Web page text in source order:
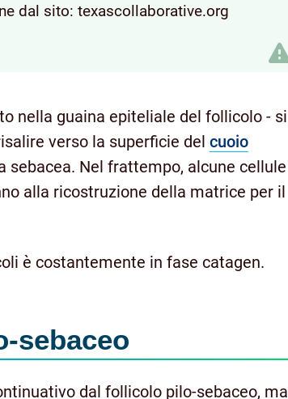
dal sito: texascollaborative.org
nella guaina epiteliale del follicolo - si
verso la superficie del cuoio
sebacea. Nel frattempo, alcune cellule
alla ricostruzione della matrice per il
è costantemente in fase catagen.
sebaceo
dal follicolo pilo-sebaceo, ma